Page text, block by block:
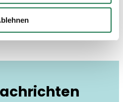
Wenn Sie jedoch nicht
nicht statt.
Team, berät Sie dabei gerne.